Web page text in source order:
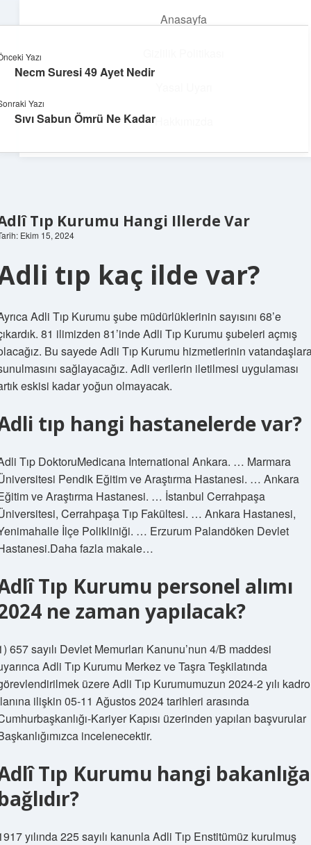
Anasayfa
Hakkımızda
Parlak Fikir Dünyası
Tıp Kurumu Hangi Illerde Var
Ekim 15, 2024
tıp kaç ilde var?
Adli Tıp Kurumu şube müdürlüklerinin sayısını 68’e
81 ilimizden 81’inde Adli Tıp Kurumu şubeleri açmış
Bu sayede Adli Tıp Kurumu hizmetlerinin
sağlayacağız. Adli verilerin iletilmesi uygulaması
eskisi kadar yoğun olmayacak.
tıp hangi hastanelerde var?
Tıp DoktoruMedicana International Ankara. … Marmara
Pendik Eğitim ve Araştırma Hastanesi. … Ankara
ve Araştırma Hastanesi. … İstanbul Cerrahpaşa
Cerrahpaşa Tıp Fakültesi. … Ankara Hastanesi,
İlçe Polikliniği. … Erzurum Palandöken Devlet
fazla makale…
Tıp Kurumu personel alımı
ne zaman yapılacak?
657 sayılı Devlet Memurları Kanunu’nun 4/B maddesi
Adli Tıp Kurumu Merkez ve Taşra Teşkilatında
üzere Adli Tıp Kurumumuzun 2024-2 yılı kadro
ilişkin 05-11 Ağustos 2024 tarihleri ​​arasında
Kariyer Kapısı üzerinden yapılan başvurular
incelenecektir.
Tıp Kurumu hangi bakanlığa
yılında 225 sayılı kanunla Adli Tıp Enstitümüz kurulmuş
Yazı
Necm Suresi 49 Ayet Nedir
Yazı
Sıvı Sabun Ömrü Ne Kadar